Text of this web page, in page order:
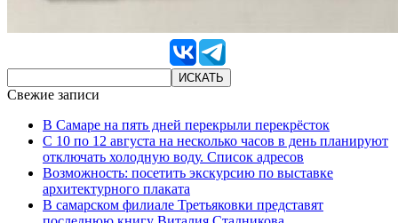
Свежие записи
В Самаре на пять дней перекрыли перекрёсток
С 10 по 12 августа на несколько часов в день планируют
отключать холодную воду. Список адресов
Возможность: посетить экскурсию по выставке
архитектурного плаката
В самарском филиале Третьяковки представят